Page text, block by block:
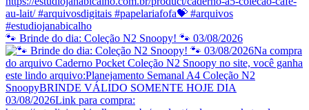
🐾 Brinde do dia: Coleção N2 Snoopy! 🐾 03/08/2026